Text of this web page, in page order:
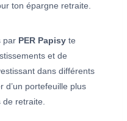
ton épargne retraite.
par PER Papisy te
et de
dans différents
d’un portefeuille plus
retraite.